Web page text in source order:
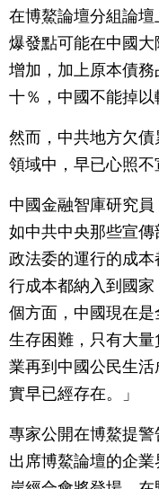
在博鰲論壇分組論
爆發點可能在中國
增加，加上原本債
十％，中國不能掉以
然而，中共地方欠
領域中，早已心照不
中國金融智庫研究
如中共中央那些宣傳
政法委的運行的成
行成本都納入到國
個方面，中國現在
生存困難，只有大
業再到中國公民生
實早已經存在。」
專家公開在博鰲提
出席博鰲論壇的企